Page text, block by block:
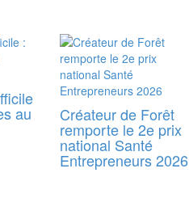
au Créateur de Forêt
remporte le 2e prix
national Santé
Entrepreneurs 2026